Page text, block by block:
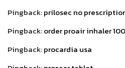
Pingback:prilosec no
Pingback:order proair inhaler
Pingback:procardia usa